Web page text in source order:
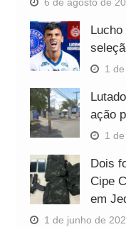
6 de agosto de
1
ação
1
Dois
Cipe
em
1 de junho de